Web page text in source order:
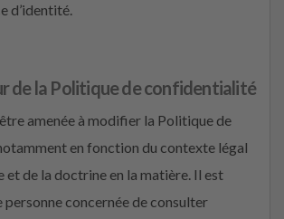
d’identité.
de la Politique de confidentialité
amenée à modifier la Politique de
en fonction du contexte légal
et de la doctrine en la matière. Il est
personne concernée de consulter